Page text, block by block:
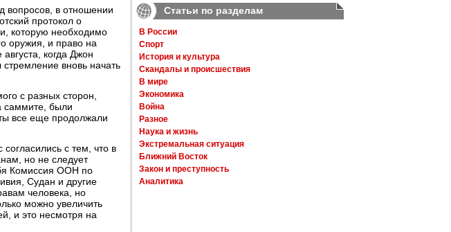
вопросов, в отношении
протокол о
которую необходимо
оружия, и право на
когда Джон
вновь начать
с разных сторон,
саммите, были
все еще продолжали
с тем, что в
но не следует
Комиссия ООН по
Судан и другие
человека, но
можно увеличить
и это несмотря на
Статьи по разделам
В России
Спорт
История и культура
Скандалы и происшествия
В мире
Экономика
Война
Разное
Наука и жизнь
Экстремальная ситуация
Ближний Восток
Закон и преступность
Аналитика